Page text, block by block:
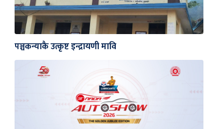
पञ्चकन्याकै उत्कृष्ट इन्द्रायणी मावि